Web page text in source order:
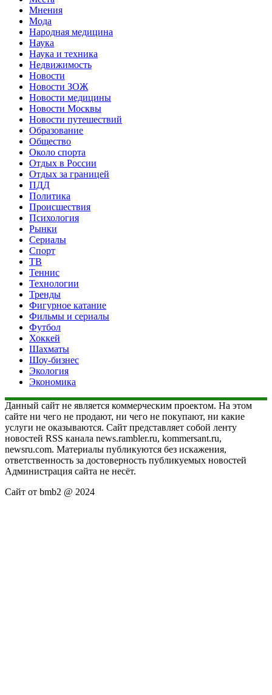
Мнения
Мода
Народная медицина
Наука
Наука и техника
Недвижимость
Новости
Новости ЗОЖ
Новости медицины
Новости Москвы
Новости путешествий
Образование
Общество
Около спорта
Отдых в России
Отдых за границей
ПДД
Политика
Происшествия
Психология
Рынки
Сериалы
Спорт
ТВ
Теннис
Технологии
Тренды
Фигурное катание
Фильмы и сериалы
Футбол
Хоккей
Шахматы
Шоу-бизнес
Экология
Экономика
Данный сайт не является коммерческим проектом. На этом
сайте ни чего не продают, ни чего не покупают, ни какие
услуги не оказываются. Сайт представляет собой ленту
новостей RSS канала news.rambler.ru, kommersant.ru,
newsru.com. Материалы публикуются без искажения,
ответственность за достоверность публикуемых новостей
Администрация сайта не несёт.
Сайт от bmb2 @ 2024